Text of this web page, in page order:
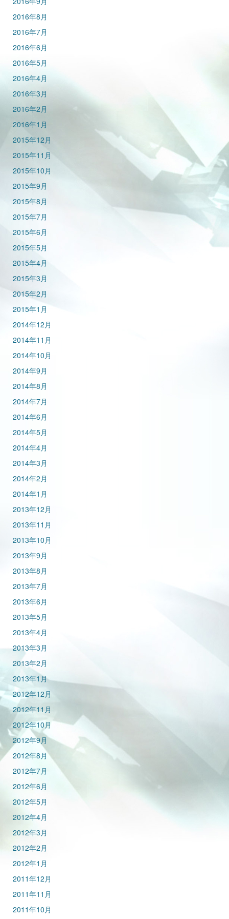
2016年8月
2016年7月
2016年6月
2016年5月
2016年4月
2016年3月
2016年2月
2016年1月
2015年12月
2015年11月
2015年10月
2015年9月
2015年8月
2015年7月
2015年6月
2015年5月
2015年4月
2015年3月
2015年2月
2015年1月
2014年12月
2014年11月
2014年10月
2014年9月
2014年8月
2014年7月
2014年6月
2014年5月
2014年4月
2014年3月
2014年2月
2014年1月
2013年12月
2013年11月
2013年10月
2013年9月
2013年8月
2013年7月
2013年6月
2013年5月
2013年4月
2013年3月
2013年2月
2013年1月
2012年12月
2012年11月
2012年10月
2012年9月
2012年8月
2012年7月
2012年6月
2012年5月
2012年4月
2012年3月
2012年2月
2012年1月
2011年12月
2011年11月
2011年10月